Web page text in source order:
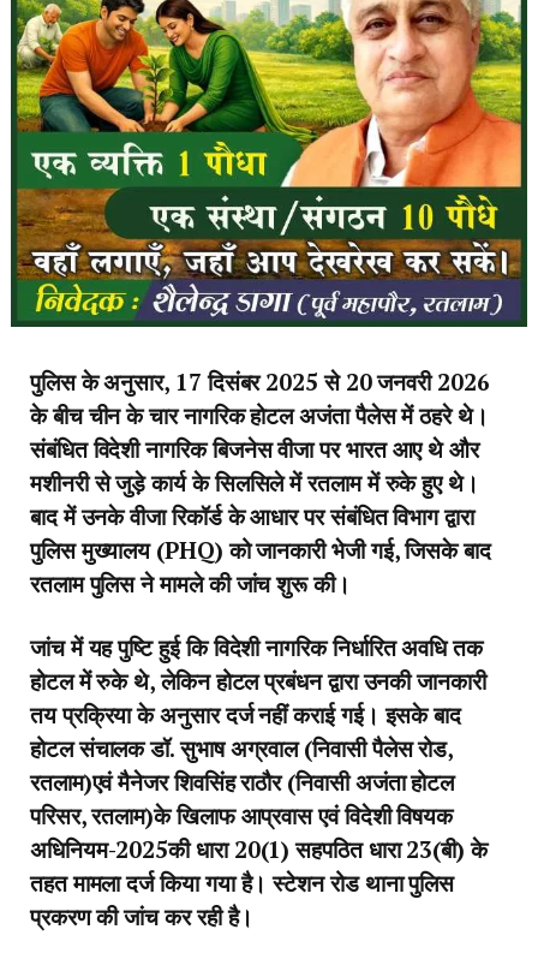
पुलिस के अनुसार, 17 दिसंबर 2025 से 20 जनवरी 2026
के बीच चीन के चार नागरिक होटल अजंता पैलेस में ठहरे थे।
संबंधित विदेशी नागरिक बिजनेस वीजा पर भारत आए थे और
मशीनरी से जुड़े कार्य के सिलसिले में रतलाम में रुके हुए थे।
बाद में उनके वीजा रिकॉर्ड के आधार पर संबंधित विभाग द्वारा
पुलिस मुख्यालय (PHQ) को जानकारी भेजी गई, जिसके बाद
रतलाम पुलिस ने मामले की जांच शुरू की।
जांच में यह पुष्टि हुई कि विदेशी नागरिक निर्धारित अवधि तक
होटल में रुके थे, लेकिन होटल प्रबंधन द्वारा उनकी जानकारी
तय प्रक्रिया के अनुसार दर्ज नहीं कराई गई। इसके बाद
होटल संचालक डॉ. सुभाष अग्रवाल (निवासी पैलेस रोड,
रतलाम)एवं मैनेजर शिवसिंह राठौर (निवासी अजंता होटल
परिसर, रतलाम)के खिलाफ आप्रवास एवं विदेशी विषयक
अधिनियम-2025की धारा 20(1) सहपठित धारा 23(बी) के
तहत मामला दर्ज किया गया है। स्टेशन रोड थाना पुलिस
प्रकरण की जांच कर रही है।